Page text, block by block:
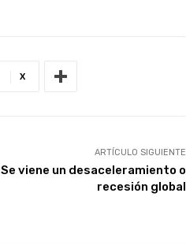
X
ARTÍCULO SIGUIENTE
Se viene un desaceleramiento o
recesión global